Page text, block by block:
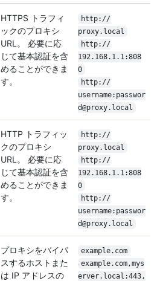
HTTPS トラフィ
ックのプロキシ
URL。 必要に応
じて基本認証を含
めることができま
す。
http://
proxy.local
http://
192.168.1.1:808
0
http://
username:passwor
d@proxy.local
HTTP トラフィッ
クのプロキシ
URL。 必要に応
じて基本認証を含
めることができま
す。
http://
proxy.local
http://
192.168.1.1:808
0
http://
username:passwor
d@proxy.local
プロキシをバイパ
スするホストまた
は IP アドレスの
example.com
example.com,mys
erver.local:443,